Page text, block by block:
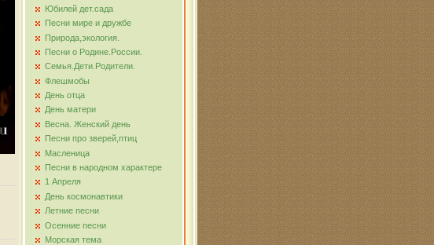
Юбилей дет.сада
Песни мире и дружбе
Природа,экология.
Песни о Родине.России.
Семья.Дети.Родители.
Флешмобы
День отца
День матери
Весна. Женский день
Песни про зверей,птиц
Масленица
Песни в народном характере
1 Апреля
День космонавтики
Летние песни
Осенние песни
Морская тема